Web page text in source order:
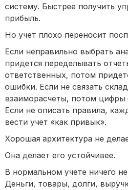
систему. Быстрее получить
прибыль.
Но учет плохо переносит
Если неправильно выбрать
придется переделывать
ответственных, потом
ошибки. Если не связать
взаиморасчеты, потом цифры
Если не описать правила,
вести учет «как привык».
Хорошая архитектура не
Она делает его устойчивее.
В нормальном учете ничего
Деньги, товары, долги,